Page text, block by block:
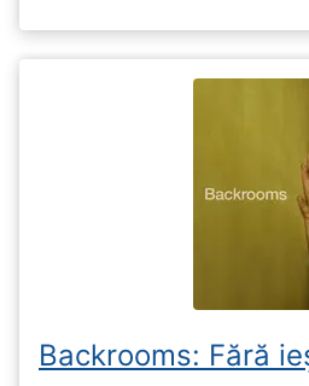
Backrooms: Fără